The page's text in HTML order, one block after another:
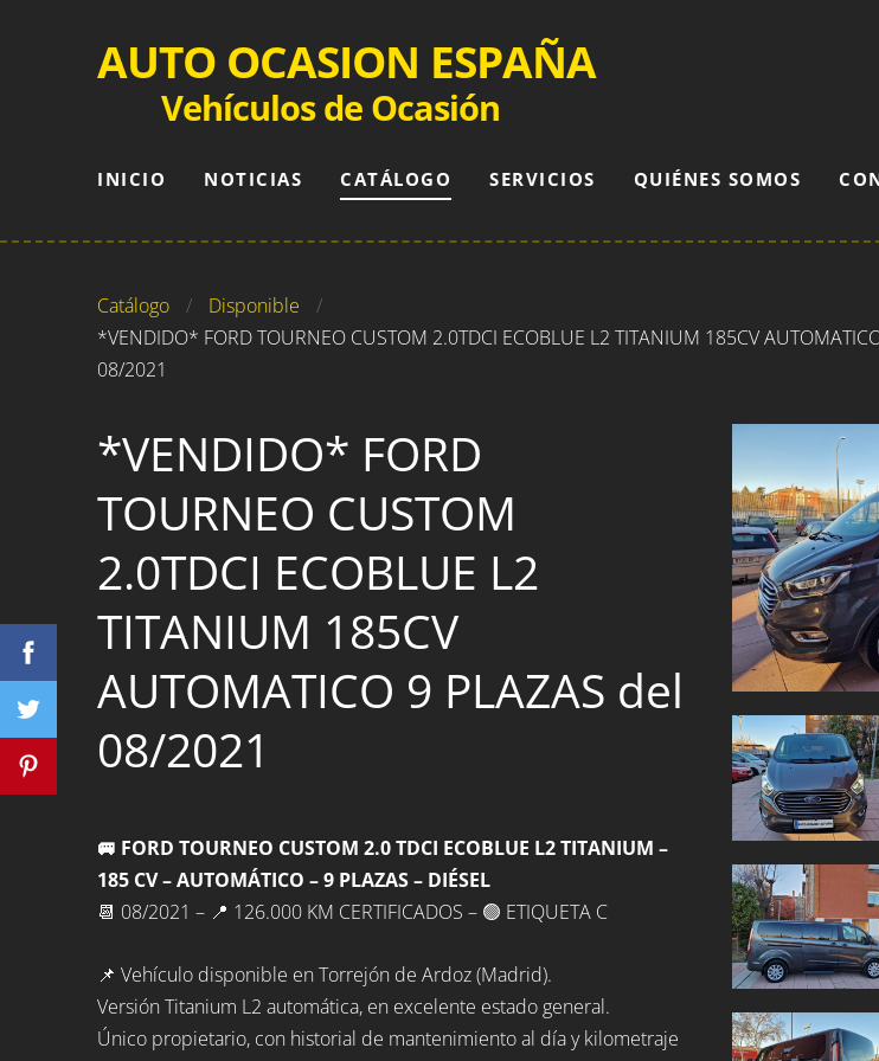
AUTO OCASION ESPAÑA
Vehículos de Ocasión
INICIO NOTICIAS CATÁLOGO SERVICIOS QUIÉNES SOMOS
Catálogo
Disponible
*VENDIDO* FORD TOURNEO CUSTOM 2.0TDCI ECOBLUE L2 TITANIUM 185CV
08/2021
*VENDIDO* FORD
TOURNEO CUSTOM
2.0TDCI ECOBLUE L2
TITANIUM 185CV
AUTOMATICO 9 PLAZAS del
08/2021
🚐 FORD TOURNEO CUSTOM 2.0 TDCI ECOBLUE L2 TITANIUM –
185 CV – AUTOMÁTICO – 9 PLAZAS – DIÉSEL
📆 08/2021 – 📍 126.000 KM CERTIFICADOS – 🟢 ETIQUETA C
📌 Vehículo disponible en Torrejón de Ardoz (Madrid).
Versión Titanium L2 automática, en excelente estado general.
Único propietario, con historial de mantenimiento al día y kilometraje